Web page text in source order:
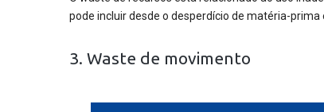
pode incluir desde o desperdício de matéria-prima
3. Waste de movimento